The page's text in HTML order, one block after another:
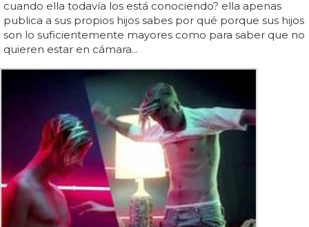
cuando ella todavía los está conociendo? ella apenas
publica a sus propios hijos sabes por qué porque sus hijos
son lo suficientemente mayores como para saber que no
quieren estar en cámara...